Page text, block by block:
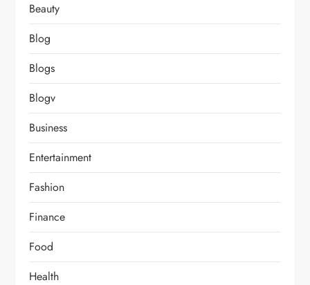
Beauty
Blog
Blogs
Blogv
Business
Entertainment
Fashion
Finance
Food
Health